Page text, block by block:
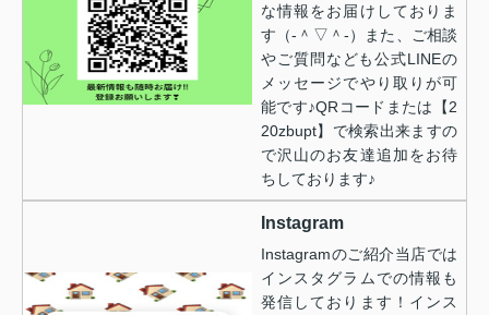
な情報をお届けしておりま
す（‐＾▽＾‐）また、ご相談
やご質問なども公式LINEの
メッセージでやり取りが可
能です♪QRコードまたは【2
20zbupt】で検索出来ますの
で沢山のお友達追加をお待
ちしております♪
Instagram
Instagramのご紹介当店では
インスタグラムでの情報も
発信しております！インス